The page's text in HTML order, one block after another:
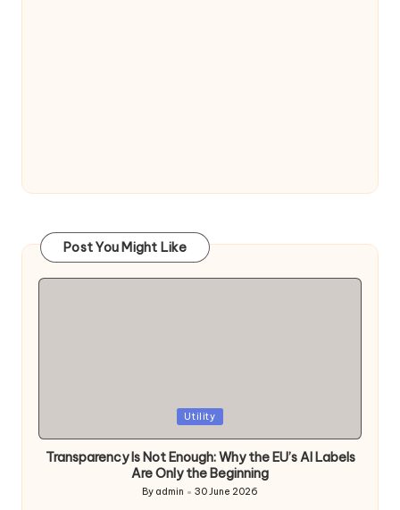
Post You Might Like
Utility
Transparency Is Not Enough: Why the EU’s AI Labels
Are Only the Beginning
Posted
By admin 30 June 2026